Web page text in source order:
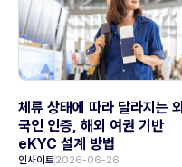
체류 상태에 따라 달라지는 외
국인 인증, 해외 여권 기반
eKYC 설계 방법
인사이트 2026-06-26